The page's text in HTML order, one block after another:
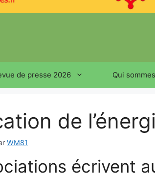
de presse 2026 Qui
de
WM81
écrivent